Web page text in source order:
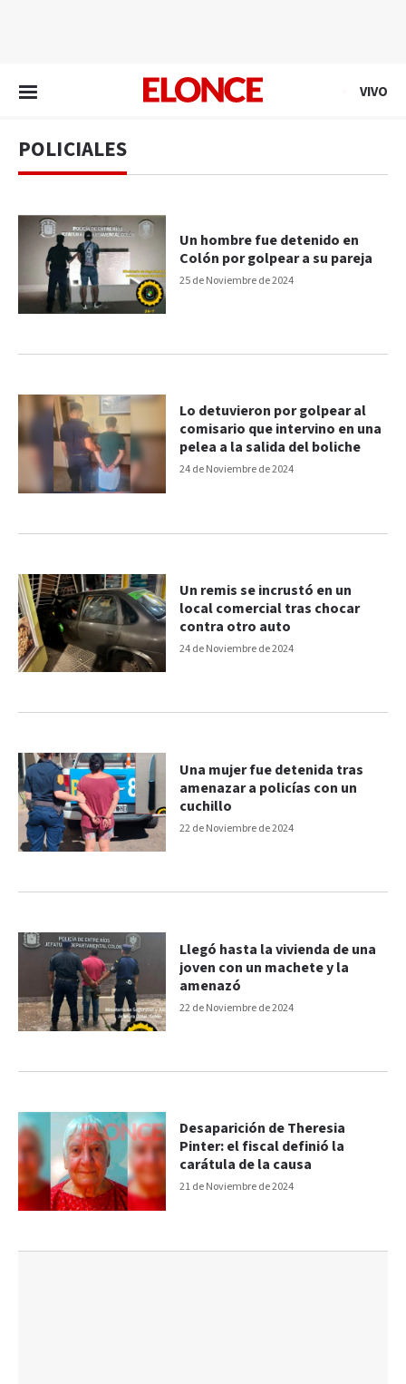
VIVO
POLICIALES
25 de Noviembre de 2024
Un hombre fue detenido en
Colón por golpear a su pareja
24 de Noviembre de 2024
Lo detuvieron por golpear al
comisario que intervino en una
pelea a la salida del boliche
24 de Noviembre de 2024
Un remis se incrustó en un
local comercial tras chocar
contra otro auto
22 de Noviembre de 2024
Una mujer fue detenida tras
amenazar a policías con un
cuchillo
22 de Noviembre de 2024
Llegó hasta la vivienda de una
joven con un machete y la
amenazó
21 de Noviembre de 2024
Desaparición de Theresia
Pinter: el fiscal definió la
carátula de la causa